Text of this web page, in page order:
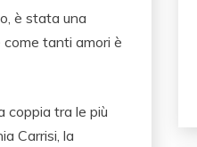
è stata una
come tanti amori è
coppia tra le più
Carrisi, la